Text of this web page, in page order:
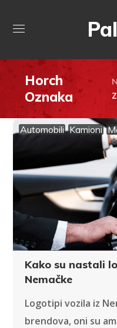
Horch
Oznaka
Automobili Kamioni
Kako su nastali
Nemačke
Logotipi vozila iz
brendova, oni su